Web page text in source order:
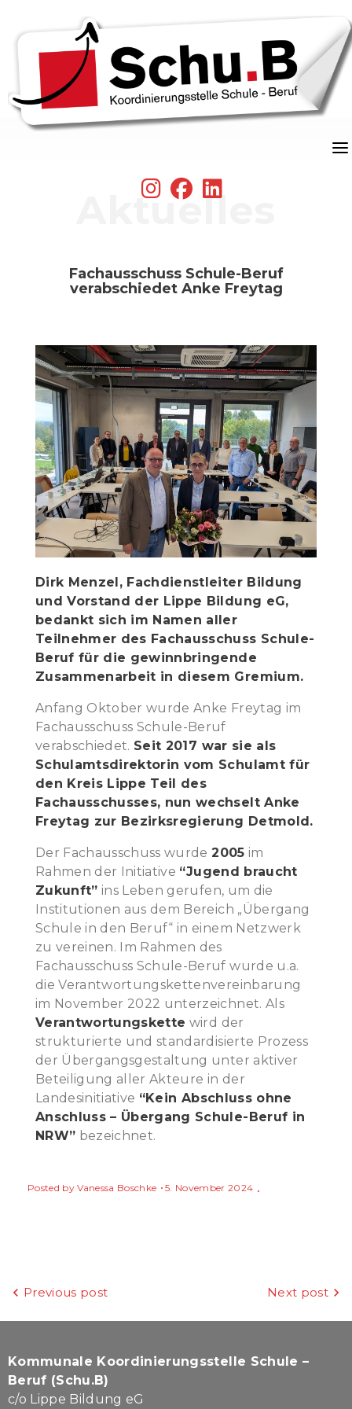
Skip
fab
fa-
fab
fa-
Aktuelles
Fachausschuss Schule-Beruf
verabschiedet Anke Freytag
Dirk Menzel, Fachdienstleiter Bildung
und Vorstand der Lippe Bildung eG,
bedankt sich im Namen aller
Teilnehmer des Fachausschuss Schule-
Beruf für die gewinnbringende
Zusammenarbeit in diesem Gremium.
Anfang Oktober wurde Anke Freytag im
Fachausschuss Schule-Beruf
verabschiedet. Seit 2017 war sie als
Schulamtsdirektorin vom Schulamt für
den Kreis Lippe Teil des
Fachausschusses, nun wechselt Anke
Freytag zur Bezirksregierung Detmold.
Der Fachausschuss wurde2005 im
Rahmen der Initiative “Jugend braucht
Zukunft” ins Leben gerufen, um die
Institutionen aus dem Bereich „Übergang
Schule in den Beruf“ in einem Netzwerk
zu vereinen. Im Rahmen des
Fachausschuss Schule-Beruf wurde u.a.
die Verantwortungskettenvereinbarung
im November 2022 unterzeichnet. Als
Verantwortungskette wird der
strukturierte und standardisierte Prozess
der Übergangsgestaltung unter aktiver
Beteiligung aller Akteure in der
Landesinitiative “Kein Abschluss ohne
Anschluss – Übergang Schule-Beruf in
NRW” bezeichnet.
Posted byVanessa Boschke 5. November 2024
Beitragsnavigation
Previous post Next post
Kommunale Koordinierungsstelle Schule –
Beruf (Schu.B)
c/o Lippe Bildung eG